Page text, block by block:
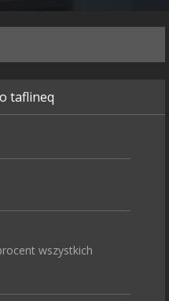
taflineq
wszystkich